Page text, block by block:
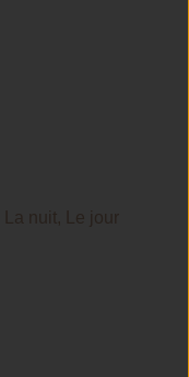
La nuit, Le jour